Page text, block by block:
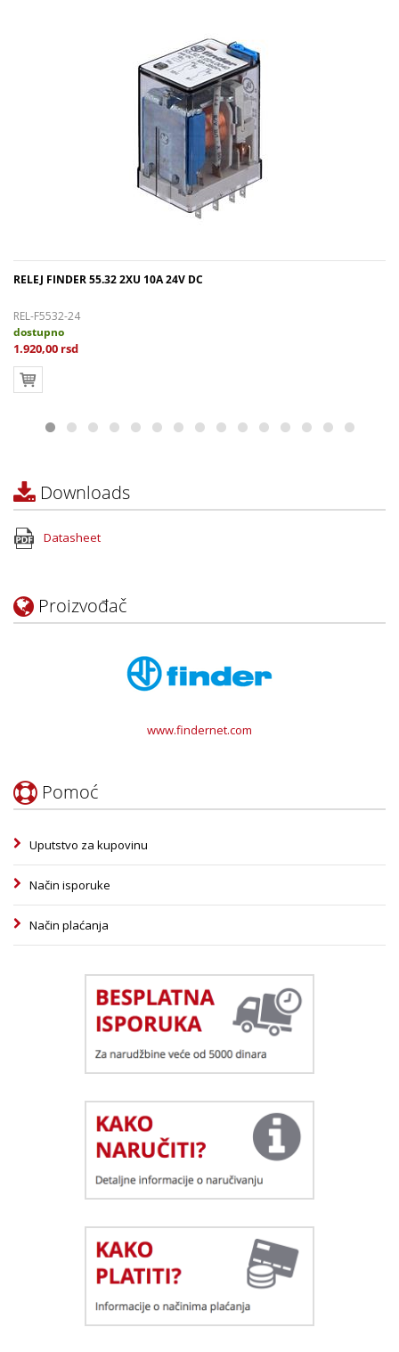
RELEJ FINDER 55.32 2XU 10A 24V DC
REL-F5532-24
dostupno
1.920,00 rsd
Downloads
Datasheet
Proizvođač
www.findernet.com
Pomoć
Uputstvo za kupovinu
Način isporuke
Način plaćanja